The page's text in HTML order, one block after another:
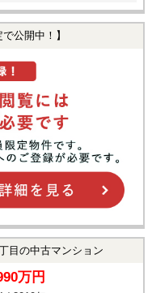
公開中！】
目の中古マンション
万円